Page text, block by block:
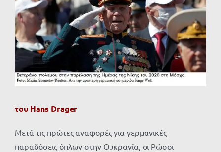
εικόνας
του Hans Drager
Μετά τις πρώτες αναφορές για γερμανικές
παραδόσεις όπλων στην Ουκρανία, οι Ρώσοι